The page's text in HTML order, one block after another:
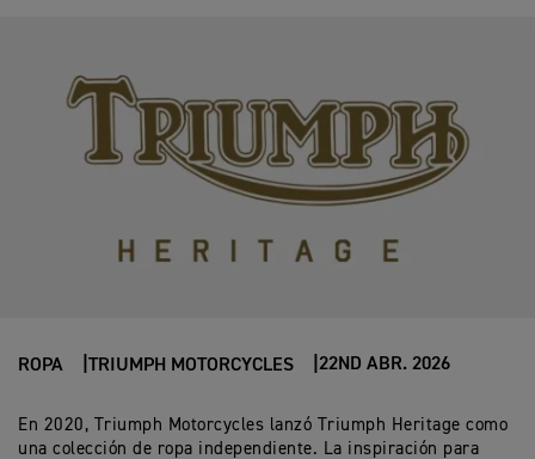
ROPA TRIUMPH MOTORCYCLES 22ND ABR. 2026
En 2020, Triumph Motorcycles lanzó Triumph Heritage como
una colección de ropa independiente. La inspiración para